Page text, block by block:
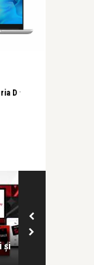
D ·
și